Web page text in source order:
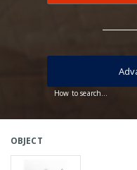
How to search...
OBJECT